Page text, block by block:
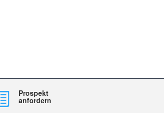
Prospekt
anfordern